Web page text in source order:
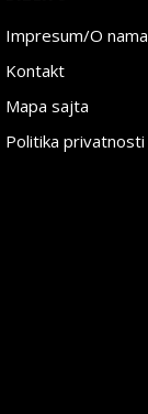
Impresum/O nama
Kontakt
Mapa sajta
Politika privatnosti